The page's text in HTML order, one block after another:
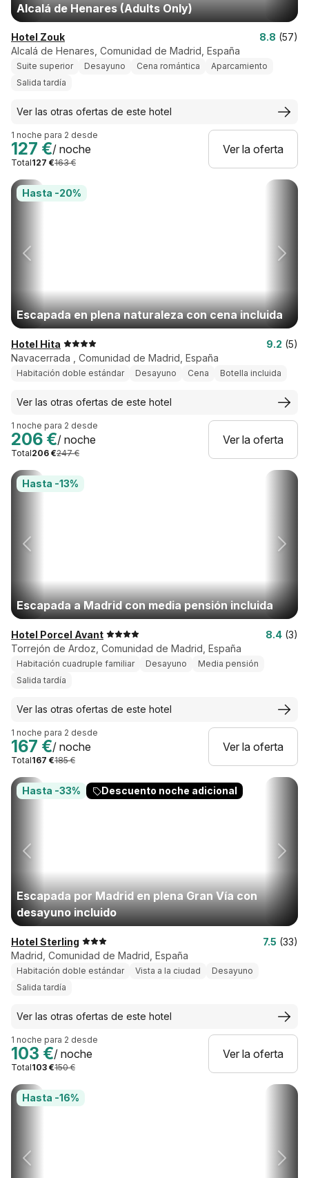
Alcalá de Henares (Adults Only)
Hotel Zouk 8.8 (57)
Alcalá de Henares, Comunidad de Madrid, España
Suite superior Desayuno Cena romántica
Aparcamiento
Salida tardía
Ver las otras ofertas de este hotel
1 noche para 2 desde
127 €/ noche
Total127 €163 €
Ver la oferta
Hasta -20%
Escapada en plena naturaleza con cena incluida
Hotel Hita 9.2 (5)
Navacerrada , Comunidad de Madrid, España
Habitación doble estándar Desayuno Cena Botella incluida
Ver las otras ofertas de este hotel
1 noche para 2 desde
206 €/ noche
Total206 €247 €
Ver la oferta
Hasta -13%
Escapada a Madrid con media pensión incluida
Hotel Porcel Avant 8.4 (3)
Torrejón de Ardoz, Comunidad de Madrid, España
Habitación cuadruple familiar Desayuno
Media pensión
Salida tardía
Ver las otras ofertas de este hotel
1 noche para 2 desde
167 €/ noche
Total167 €185 €
Ver la oferta
Hasta -33% Descuento noche adicional
Escapada por Madrid en plena Gran Vía con
desayuno incluido
Hotel Sterling 7.5 (33)
Madrid, Comunidad de Madrid, España
Habitación doble estándar Vista a la ciudad
Desayuno
Salida tardía
Ver las otras ofertas de este hotel
1 noche para 2 desde
103 €/ noche
Total103 €150 €
Ver la oferta
Hasta -16%